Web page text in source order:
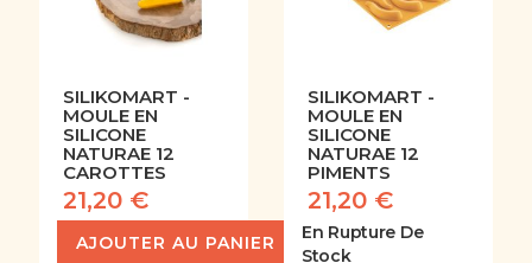
SILIKOMART -
MOULE EN
SILICONE
NATURAE 12
CAROTTES
21,20 €
AJOUTER AU PANIER
SILIKOMART -
MOULE EN
SILICONE
NATURAE 12
PIMENTS
21,20 €
En Rupture De
Stock